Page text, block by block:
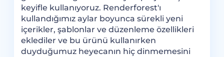
keyifle kullanıyoruz. Renderforest'ı
kullandığımız aylar boyunca sürekli yeni
içerikler, şablonlar ve düzenleme özellikleri
eklediler ve bu ürünü kullanırken
duyduğumuz heyecanın hiç dinmemesini